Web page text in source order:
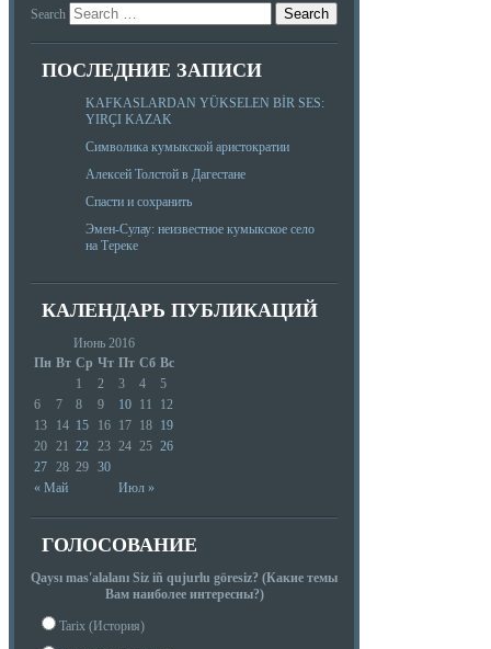
Search
ПОСЛЕДНИЕ ЗАПИСИ
KAFKASLARDAN YÜKSELEN BİR SES:
YIRÇI KAZAK
Символика кумыкской аристократии
Алексей Толстой в Дагестане
Спасти и сохранить
Эмен-Сулау: неизвестное кумыкское село
на Тереке
КАЛЕНДАРЬ ПУБЛИКАЦИЙ
Июнь 2016
Пн Вт Ср Чт Пт Сб Вс
« Май Июл »
1 2 3 4
5
6
7 8 9 10 11
12
13
14 15 16 17 18 19
20 21 22 23 24 25 26
27 28 29 30
ГОЛОСОВАНИЕ
Qaysı mas'alalanı Siz iñ qujurlu göresiz? (Какие темы
Вам наиболее интересны?)
Tarix (История)